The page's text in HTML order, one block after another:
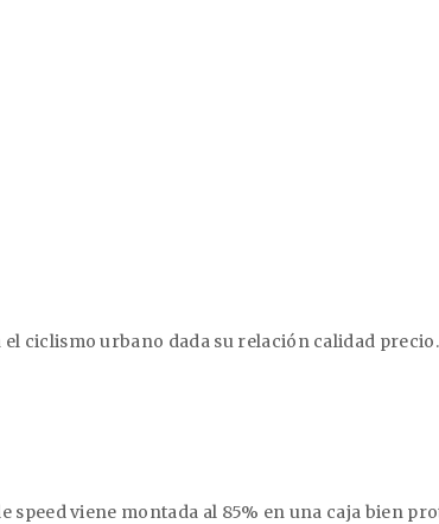
ciclismo urbano dada su relación calidad precio.
viene montada al 85% en una caja bien